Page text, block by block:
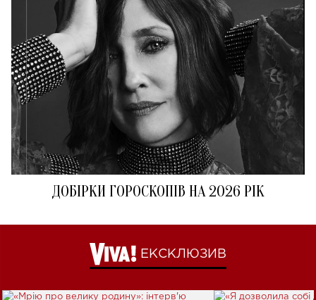
ДОБІРКИ ГОРОСКОПІВ НА 2026 РІК
ЕКСКЛЮЗИВ